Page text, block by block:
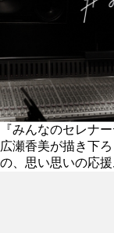
『みんなのセレナ
広瀬香美が描き下
の、思い思いの応